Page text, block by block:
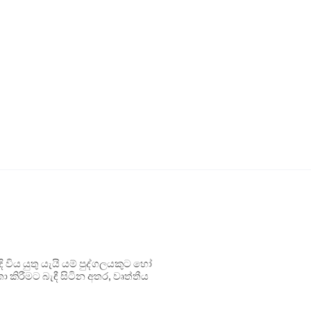
යුතු යැයි යම් පුද්ගලයකුට හෝ
කිරීමට බැඳී සිටින අතර, වෘත්තීය